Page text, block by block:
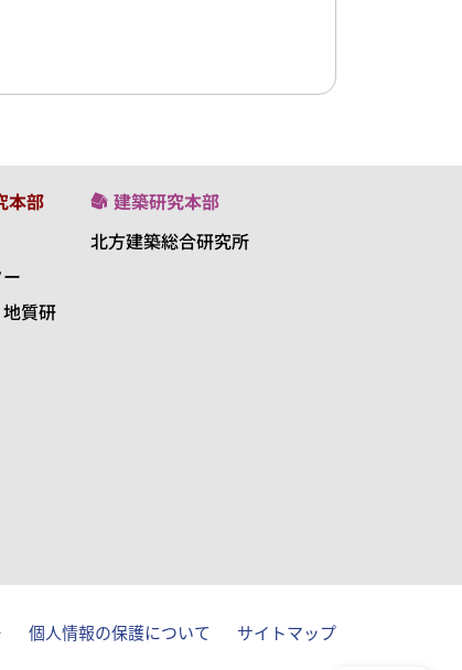
本部
質研
建築研究本部
北方建築総合研究所
個人情報の保護について サイトマップ